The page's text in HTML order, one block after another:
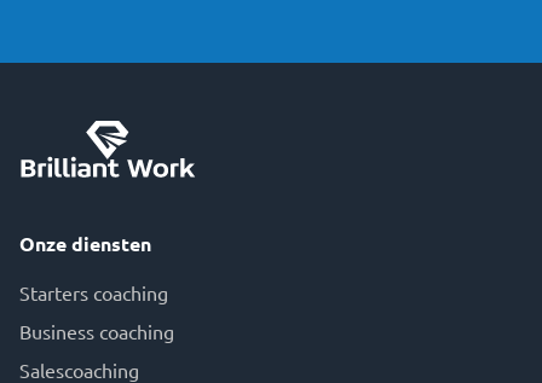
Onze diensten
Starters coaching
Business coaching
Salescoaching